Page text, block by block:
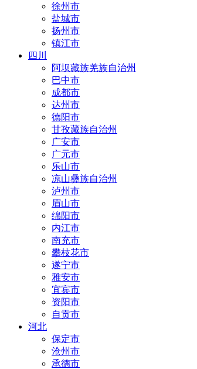
徐州市
盐城市
扬州市
镇江市
四川
阿坝藏族羌族自治州
巴中市
成都市
达州市
德阳市
甘孜藏族自治州
广安市
广元市
乐山市
凉山彝族自治州
泸州市
眉山市
绵阳市
内江市
南充市
攀枝花市
遂宁市
雅安市
宜宾市
资阳市
自贡市
河北
保定市
沧州市
承德市